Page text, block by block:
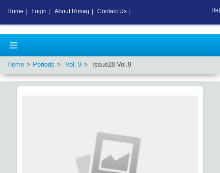
Home Periods Vol. 9 Issue28 Vol.9
Home Login About Rimag Contact Us [fa]